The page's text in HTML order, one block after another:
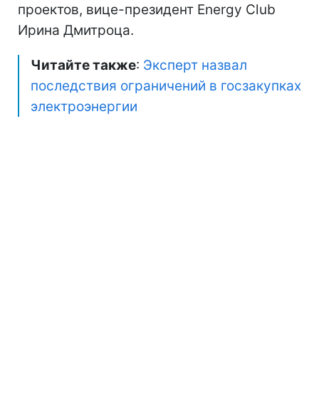
проектов, вице-президент Energy Club
Ирина Дмитроца.
Читайте также: Эксперт назвал
последствия ограничений в госзакупках
электроэнергии